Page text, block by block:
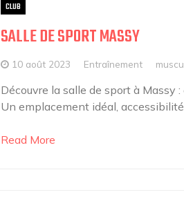
CLUB
SALLE DE SPORT MASSY
10 août 2023 Entraînement
Découvre la salle de sport à Massy
Un emplacement idéal,
Read More